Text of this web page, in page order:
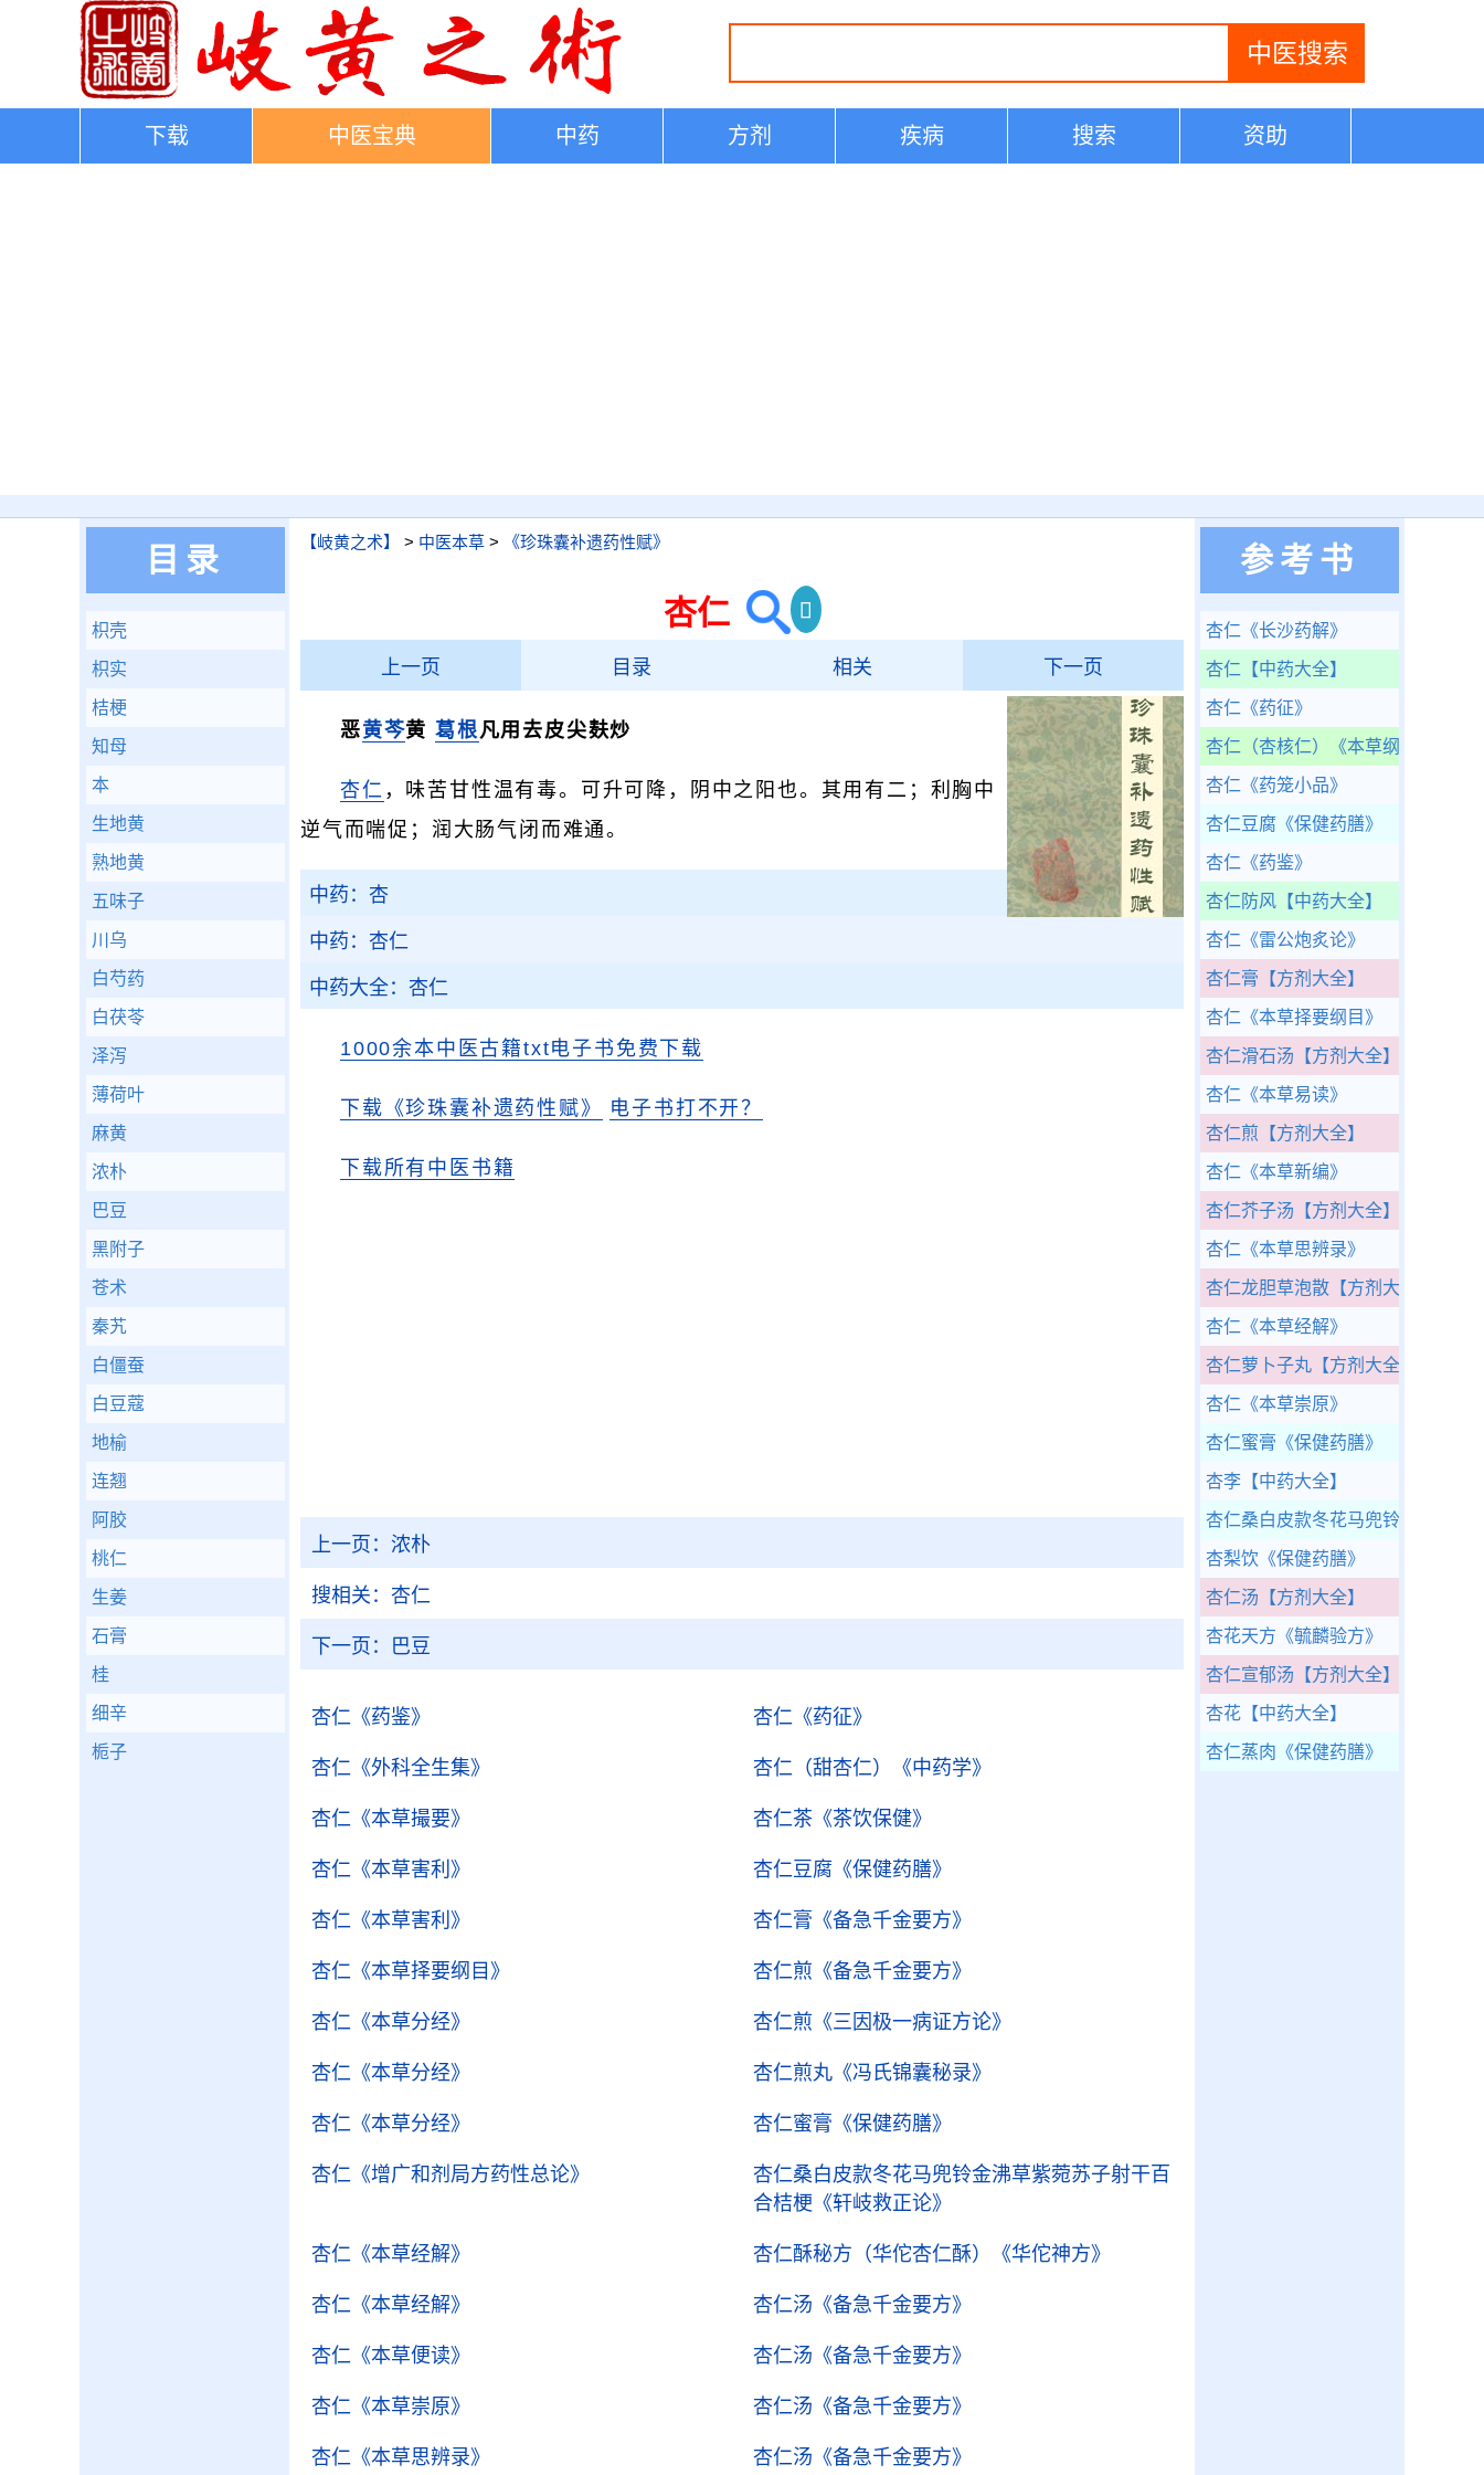
下载 中医宝典 中药 方剂 疾病 搜索 资助
【岐黄之术】 > 中医本草 > 《珍珠囊补遗药性赋》
杏仁
上一页 目录 相关 下一页
恶黄芩黄葛根凡用去皮尖麸炒
杏仁 ，味苦甘性温有毒。可升可降，阴中之阳也。其用有二；利胸中
逆气而喘促；润大肠气闭而难通。
中药：杏
中药：杏仁
中药大全：杏仁
1000余本中医古籍txt电子书免费下载
下载《珍珠囊补遗药性赋》 电子书打不开？
下载所有中医书籍
上一页： 浓朴
搜相关： 杏仁
下一页： 巴豆
杏仁 《药鉴》 杏仁 《药征》
杏仁 《外科全生集》 杏仁（甜杏仁） 《中药学》
杏仁 《本草撮要》 杏仁茶 《茶饮保健》
杏仁 《本草害利》 杏仁豆腐 《保健药膳》
杏仁 《本草害利》 杏仁膏 《备急千金要方》
杏仁 《本草择要纲目》 杏仁煎 《备急千金要方》
杏仁 《本草分经》 杏仁煎 《三因极一病证方论》
杏仁 《本草分经》 杏仁煎丸 《冯氏锦囊秘录》
杏仁 《本草分经》 杏仁蜜膏 《保健药膳》
杏仁 《增广和剂局方药性总论》
杏仁桑白皮款冬花马兜铃金沸草紫菀苏子射干百
合桔梗 《轩岐救正论》
杏仁 《本草经解》 杏仁酥秘方（华佗杏仁酥） 《华佗神方》
杏仁 《本草经解》 杏仁汤 《备急千金要方》
杏仁 《本草便读》 杏仁汤 《备急千金要方》
杏仁 《本草崇原》 杏仁汤 《备急千金要方》
杏仁 《本草思辨录》 杏仁汤 《备急千金要方》
目录
枳壳
枳实
桔梗
知母
本
生地黄
熟地黄
五味子
川乌
白芍药
白茯苓
泽泻
薄荷叶
麻黄
浓朴
巴豆
黑附子
苍术
秦艽
白僵蚕
白豆蔻
地榆
连翘
阿胶
桃仁
生姜
石膏
桂
细辛
栀子
参考书
杏仁 《长沙药解》
杏仁 【中药大全】
杏仁 《药征》
杏仁（杏核仁） 《本草纲目》完整
杏仁 《药笼小品》
杏仁豆腐 《保健药膳》
杏仁 《药鉴》
杏仁防风 【中药大全】
杏仁 《雷公炮炙论》
杏仁膏 【方剂大全】
杏仁 《本草择要纲目》
杏仁滑石汤 【方剂大全】
杏仁 《本草易读》
杏仁煎 【方剂大全】
杏仁 《本草新编》
杏仁芥子汤 【方剂大全】
杏仁 《本草思辨录》
杏仁龙胆草泡散 【方剂大全】
杏仁 《本草经解》
杏仁萝卜子丸 【方剂大全】
杏仁 《本草崇原》
杏仁蜜膏 《保健药膳》
杏李 【中药大全】
杏仁桑白皮款冬花马兜铃金沸草紫
杏梨饮 《保健药膳》
杏仁汤 【方剂大全】
杏花天方 《毓麟验方》
杏仁宣郁汤 【方剂大全】
杏花 【中药大全】
杏仁蒸肉 《保健药膳》